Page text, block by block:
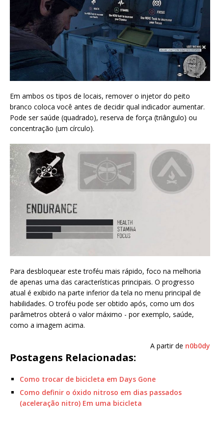
Em ambos os tipos de locais, remover o injetor do peito
branco coloca você antes de decidir qual indicador aumentar.
Pode ser saúde (quadrado), reserva de força (triângulo) ou
concentração (um círculo).
Para desbloquear este troféu mais rápido, foco na melhoria
de apenas uma das características principais. O progresso
atual é exibido na parte inferior da tela no menu principal de
habilidades. O troféu pode ser obtido após, como um dos
parâmetros obterá o valor máximo - por exemplo, saúde,
como a imagem acima.
A partir de n0b0dy
Postagens Relacionadas:
Como trocar de bicicleta em Days Gone
Como definir o óxido nitroso em dias passados
(aceleração nitro) Em uma bicicleta